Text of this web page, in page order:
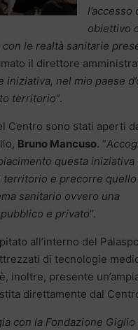
obiettivo
con le realtà sanitarie
il direttore
iniziativa, nel mio paese
territorio“.
Centro sono stati aperti
Bruno Mancuso. “
questa iniziativa
territorio e precorre
sanitario ovvero una
e privato“.
all’interno del
di tecnologie
inoltre, presente
direttamente dal
con la Fondazione Giglio